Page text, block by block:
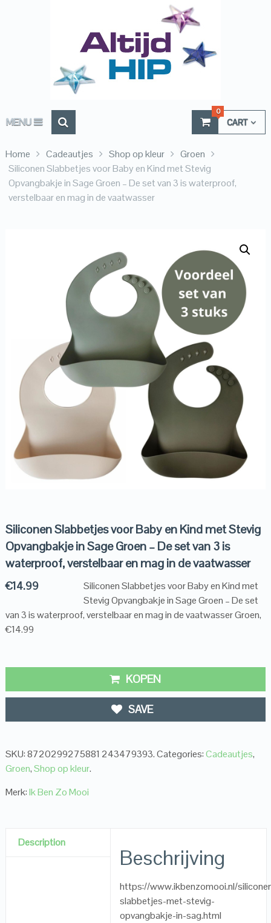
MENU CART
0
Home Cadeautjes Shop op kleur
Groen
Siliconen Slabbetjes voor Baby en Kind met Stevig
Opvangbakje in Sage Groen – De set van 3 is waterproof,
verstelbaar en mag in de vaatwasser
Siliconen Slabbetjes voor Baby en Kind met Stevig
Opvangbakje in Sage Groen – De set van 3 is
waterproof, verstelbaar en mag in de vaatwasser
€14.99
Siliconen Slabbetjes voor Baby en Kind met
Stevig Opvangbakje in Sage Groen – De set
van 3 is waterproof, verstelbaar en mag in de vaatwasser Groen,
€14.99
KOPEN
SAVE
SKU:8720299275881 243479393.Categories:Cadeautjes,
Groen,Shop op kleur.
Merk:Ik Ben Zo Mooi
Description
Beschrijving
https://www.ikbenzomooi.nl/
slabbetjes-met-stevig-
opvangbakje-in-sag.html